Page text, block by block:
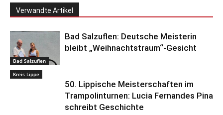
Verwandte Artikel
Bad Salzuflen
Bad Salzuflen: Deutsche Meisterin
bleibt „Weihnachtstraum“-Gesicht
Kreis Lippe
50. Lippische Meisterschaften im
Trampolinturnen: Lucia Fernandes Pina
schreibt Geschichte